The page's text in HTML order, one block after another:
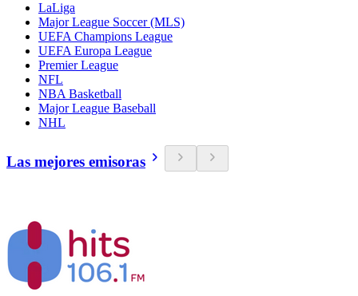
LaLiga
Major League Soccer (MLS)
UEFA Champions League
UEFA Europa League
Premier League
NFL
NBA Basketball
Major League Baseball
NHL
Las mejores emisoras